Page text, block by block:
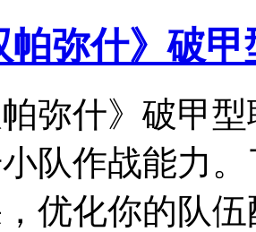
帕弥什》破
帕弥什》破甲
队作战能力
优化你的队